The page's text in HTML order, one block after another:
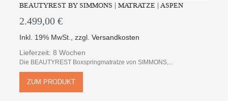
BEAUTYREST BY SIMMONS | MATRATZE | ASPEN
2.499,00 €
Inkl. 19% MwSt.,zzgl.Versandkosten
Lieferzeit: 8 Wochen
Die BEAUTYREST Boxspringmatratze von SIMMONS,...
ZUM PRODUKT